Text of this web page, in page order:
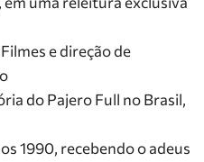
e direção de
do Pajero Full no Brasil,
1990, recebendo o adeus